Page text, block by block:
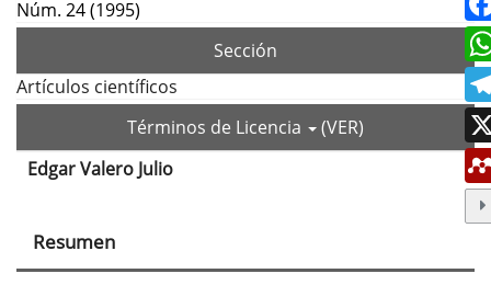
Núm. 24 (1995)
Sección
Artículos científicos
Términos de Licencia
(VER)
Contenido
principal
del
Edgar Valero Julio
Resumen